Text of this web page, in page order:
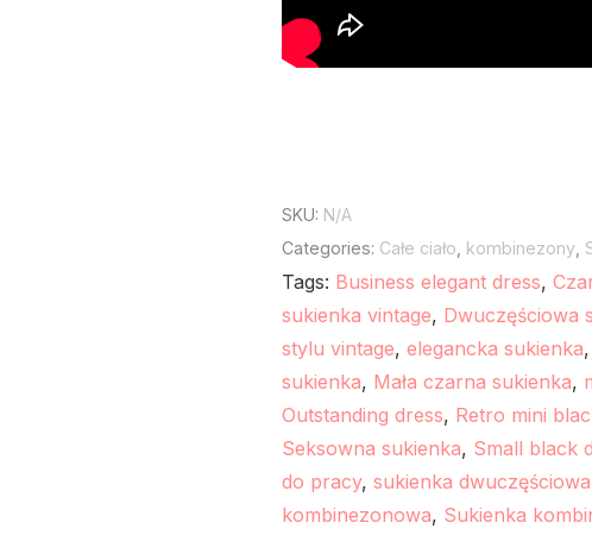
SKU: N/A
Categories: Całe ciało kombinezony,
Tags: Business elegant dress,
sukienka vintage, Dwuczęściowa
stylu vintage, elegancka sukienka,
sukienka, Mała czarna sukienka,
Outstanding dress, Retro mini
Seksowna sukienka, Small black
do pracy, sukienka dwuczęściowa
kombinezonowa, Sukienka